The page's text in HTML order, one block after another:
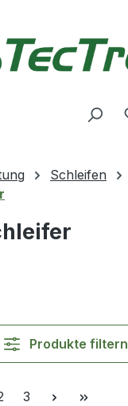
Schleifen
Produkte filtern
Seite
3